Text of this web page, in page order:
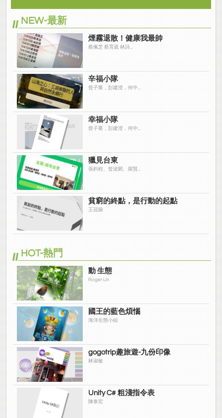
NEW-最新
煙霧退散！健康我最帥
蔡佩芝 蔡育庭 林詩...
辛福小隊
曾子騫，彭建澄，何中...
幸福小隊
曾子騫，彭建澄，何中...
獵見台東
張鈞程、曾浚閎、羅賢...
貧窮的終點，是行動的起點
王冠燊
HOT-熱門
動 生態
Roger Lin
國王的藍色煩惱
海洋生態小組
gogotrip趣旅遊-九份印像
林淑敏
Unity C# 粗淺指令表
陳泰宏